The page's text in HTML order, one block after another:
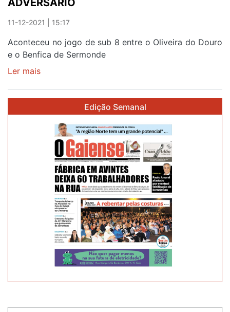
ADVERSÁRIO
11-12-2021 | 15:17
Aconteceu no jogo de sub 8 entre o Oliveira do Douro
e o Benfica de Sermonde
Ler mais
VÊ
BRANCO
POR
TER
CONFIRMADO
CANTO
RECLAMADO
PELO
ADVERSÁRIO
Edição Semanal